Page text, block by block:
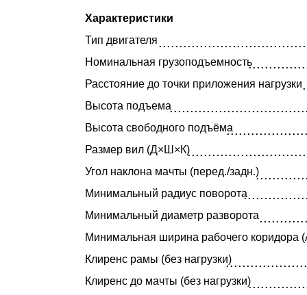
Номинальная грузоподъёмность
Максимальная высота подъёма
(метров)
Модель двигателя ..........................................................YUCHAI
Доп. опции
Характеристики
Тип двигателя
Номинальная грузоподъемность
Расстояние до точки приложения нагрузки
Высота подъема
Высота свободного подъёма
Размер вил (Д×Ш×К)
Угол наклона мачты (перед./задн.)
Минимальный радиус поворота
Минимальный диаметр разворота
Минимальная ширина рабочего коридора
Клиренс рамы (без нагрузки)
Клиренс до мачты (без нагрузки)